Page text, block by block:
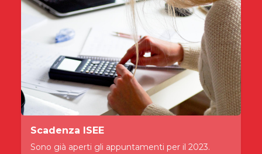
Scadenza ISEE
Sono già aperti gli appuntamenti per il 2023.